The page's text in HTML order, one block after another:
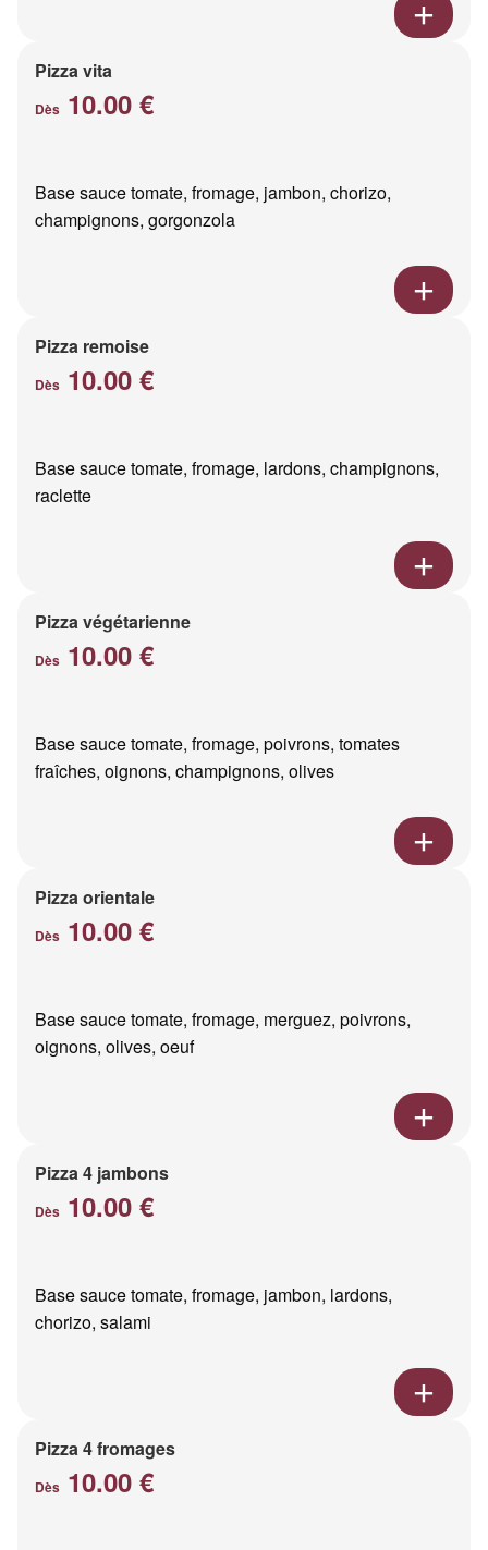
Pizza vita
Dès 10.00 €
Base sauce tomate, fromage, jambon, chorizo,
champignons, gorgonzola
Pizza remoise
Dès 10.00 €
Base sauce tomate, fromage, lardons, champignons,
raclette
Pizza végétarienne
Dès 10.00 €
Base sauce tomate, fromage, poivrons, tomates
fraîches, oignons, champignons, olives
Pizza orientale
Dès 10.00 €
Base sauce tomate, fromage, merguez, poivrons,
oignons, olives, oeuf
Pizza 4 jambons
Dès 10.00 €
Base sauce tomate, fromage, jambon, lardons,
chorizo, salami
Pizza 4 fromages
Dès 10.00 €